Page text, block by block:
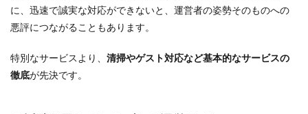
に、迅速で誠実な対応ができないと、運営者の姿勢そのものへの
悪評につながることもあります。
特別なサービスより、 清掃やゲスト対応など基本的なサービスの
徹底が先決です。